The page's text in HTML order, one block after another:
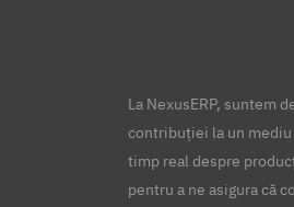
La NexusERP, suntem
contribuției la un
timp real despre
pentru a ne asigura că